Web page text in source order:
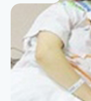
ね。 これもご縁かな。